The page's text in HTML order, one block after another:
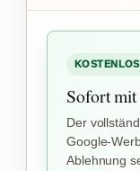
Sofort
Der
Google-
Ablehnung